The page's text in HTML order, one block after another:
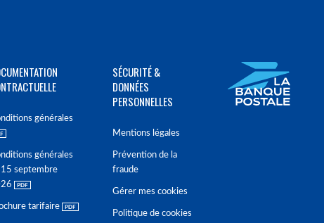
générales
générales
15 septembre
tarifaire
SÉCURITÉ &
DONNÉES
PERSONNELLES
Mentions légales
Prévention de la
fraude
Gérer mes cookies
Politique de cookies